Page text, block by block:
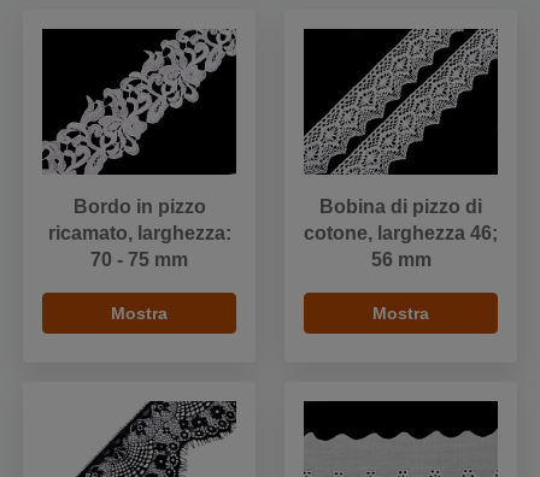
Bordo in pizzo
ricamato, larghezza:
70 - 75 mm
Mostra
Bobina di pizzo di
cotone, larghezza 46;
56 mm
Mostra